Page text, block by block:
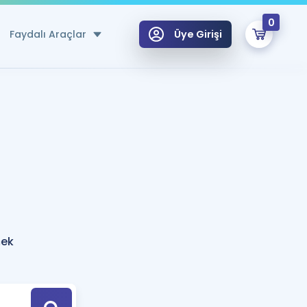
Faydalı Araçlar
Hesaplama Aracı
için Öneriler
Tek Takvimde
Üye Girişi
0